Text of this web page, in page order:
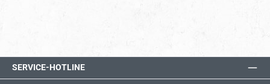
SERVICE-HOTLINE